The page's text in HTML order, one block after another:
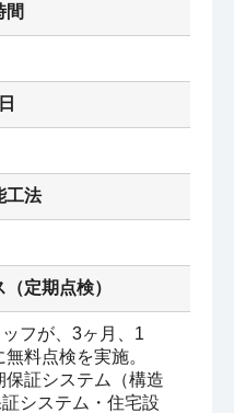
間
工法
定期点検）
フが、3ヶ月、1
料点検を実施。
証システム（構造
システム・住宅設